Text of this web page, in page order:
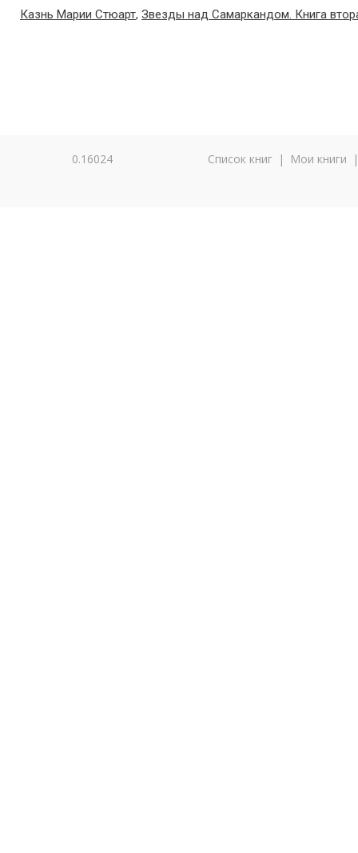
Казнь Марии Стюарт, Звезды над Самаркандом. Книга
0.16024 Список книг | Мои книги |